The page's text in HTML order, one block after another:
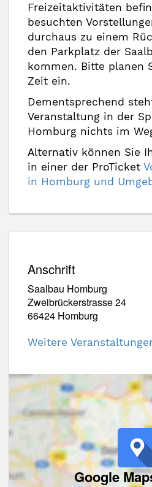
Freizeitaktivitäten
besuchten
durchaus zu einem
den Parkplatz der
kommen. Bitte planen
Zeit ein.
Dementsprechend
Veranstaltung in der
Homburg nichts im
Alternativ können Sie
in einer der ProTicket
in Homburg und
Anschrift
Saalbau Homburg
Zweibrückerstrasse 24
66424 Homburg
Weitere
Google